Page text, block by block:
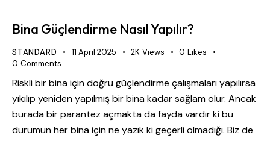
Bina Güçlendirme Nasıl Yapılır?
STANDARD 11 April 2025 2K Views 0 Likes
0 Comments
Riskli bir bina için doğru güçlendirme çalışmaları yapılırsa
yıkılıp yeniden yapılmış bir bina kadar sağlam olur. Ancak
burada bir parantez açmakta da fayda vardır ki bu
durumun her bina için ne yazık ki geçerli olmadığı. Biz de